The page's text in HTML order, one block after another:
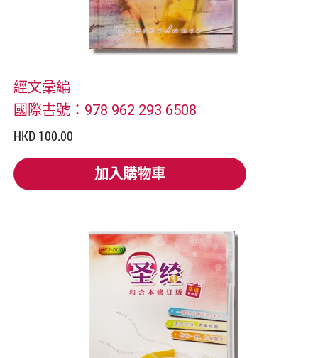
經文彙編
國際書號：978 962 293 6508
HKD 100.00
加入購物車
加入購物車